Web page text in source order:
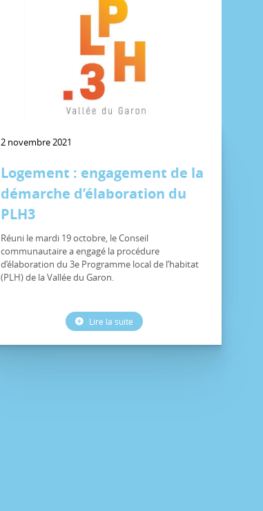
2 novembre 2021
Logement : engagement de la
démarche d’élaboration du
PLH3
Réuni le mardi 19 octobre, le Conseil
communautaire a engagé la procédure
d’élaboration du 3e Programme local de l’habitat
(PLH) de la Vallée du Garon.
Lire la suite